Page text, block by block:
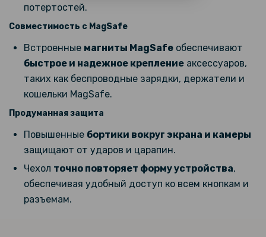
потертостей.
Совместимость с MagSafe
Встроенные магниты MagSafe обеспечивают
быстрое и надежное крепление аксессуаров,
таких как беспроводные зарядки, держатели и
кошельки MagSafe.
Продуманная защита
Повышенные бортики вокруг экрана и камеры
защищают от ударов и царапин.
Чехол точно повторяет форму устройства,
обеспечивая удобный доступ ко всем кнопкам и
разъемам.